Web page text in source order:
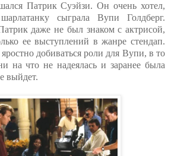
Патрик Суэйзи. Он очень хотел,
сыграла Вупи Голдберг.
даже не был знаком с актрисой,
ее выступлений в жанре стендап.
добиваться роли для Вупи, в то
на что не надеялась и заранее была
выйдет.